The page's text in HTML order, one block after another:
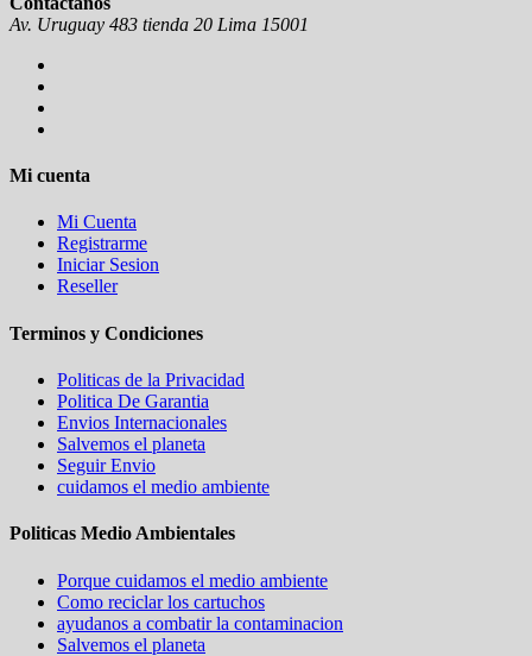
Av. Uruguay 483 tienda 20 Lima 15001
Mi cuenta
Mi Cuenta
Registrarme
Iniciar Sesion
Reseller
Terminos y Condiciones
Politicas de la Privacidad
Politica De Garantia
Envios Internacionales
Salvemos el planeta
Seguir Envio
cuidamos el medio ambiente
Politicas Medio Ambientales
Porque cuidamos el medio ambiente
Como reciclar los cartuchos
ayudanos a combatir la contaminacion
Salvemos el planeta